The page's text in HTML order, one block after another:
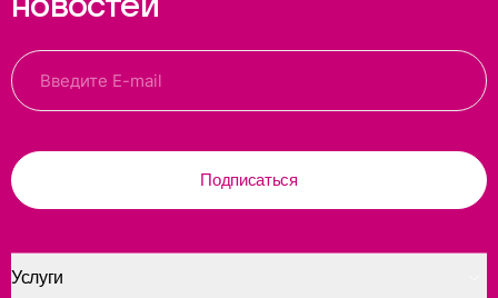
Подписаться
Услуги